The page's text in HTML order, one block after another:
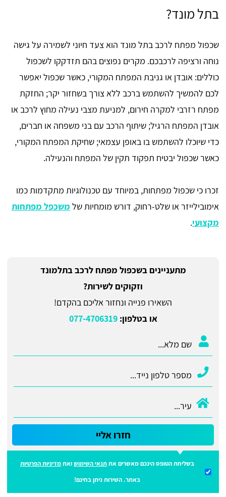
בתל מונד?
שכפול מפתח לרכב בתל מונד הוא צעד חיוני לשמירה על גישה
נוחה ורציפה לרכבכם. מקרים נפוצים בהם תזדקקו לשכפול
כוללים: אובדן או גניבת המפתח המקורי, כאשר שכפול יאפשר
לכם להמשיך להשתמש ברכב ללא צורך בשחזור יקר; החזקת
מפתח רזרבי למקרה חירום, למניעת מצבי נעילה מחוץ לרכב או
אובדן המפתח הרגיל; שיתוף הרכב עם בני משפחה או חברים,
כדי שיוכלו להשתמש בו באופן עצמאי; שחיקת המפתח המקורי,
כאשר שכפול יבטיח תפקוד תקין של המפתח והנעילה.
זכרו כי שכפול מפתחות, במיוחד עם טכנולוגיות מתקדמות כמו
אימובילייזר או שלט-רחוק, דורש מומחיות של משכפל מפתחות
מקצועי.
מתעניינים בשכפול מפתח לרכב בתלמונד
וזקוקים לשירות?
השאירו פנייה ונחזור אליכם בהקדם!
או בטלפון:077-4706319
חזרו אליי
בשליחת הטופס הינכם מאשרים אתתנאי השימושואתמדיניות הפרטיות
באתר. השירות ניתן בחינם!